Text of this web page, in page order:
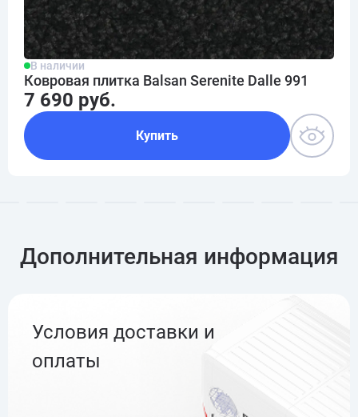
В наличии
Ковровая плитка Balsan Serenite Dalle 991
7 690 руб.
Купить
Дополнительная информация
Условия доставки и
оплаты